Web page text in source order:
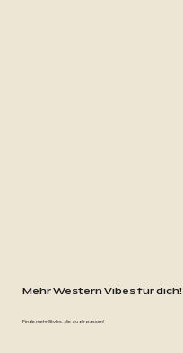
Mehr Western Vibes für dich!
Finde mehr Styles, die zu dir passen!